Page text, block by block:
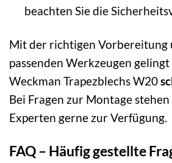
beachten Sie die
Mit der richtigen Vorbereitung
passenden Werkzeugen
Weckman Trapezblechs W20
Bei Fragen zur Montage
Experten gerne zur Verfügung.
FAQ – Häufig gestellte